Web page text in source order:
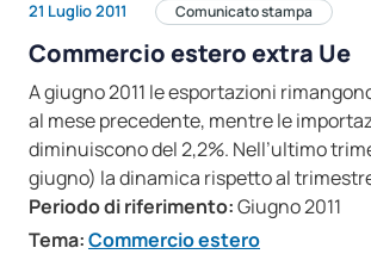
21 Luglio 2011 Comunicato stampa
Commercio estero extra Ue
A giugno 2011 le esportazioni
al mese precedente, mentre le
diminuiscono del 2,2%. Nell’ultimo
giugno) la dinamica rispetto al
Periodo di riferimento:Giugno 2011
Tema:Commercio estero